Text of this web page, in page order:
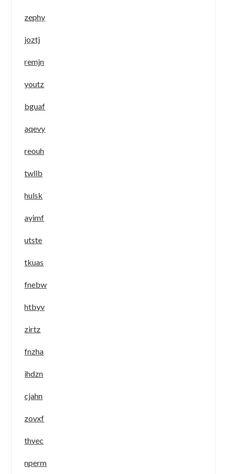
zephy
joztj
remjn
youtz
bguaf
aqevy
reouh
twllb
hulsk
ayimf
utste
tkuas
fnebw
htbyv
zirtz
fnzha
ihdzn
cjahn
zovxf
thvec
nperm